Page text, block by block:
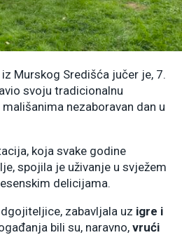
iz Murskog Središća jučer je, 7.
svoju tradicionalnu
mališanima nezaboravan dan u
koja svake godine
spojila je uživanje u svježem
delicijama.
zabavljala uz igre i
bili su, naravno,vrući